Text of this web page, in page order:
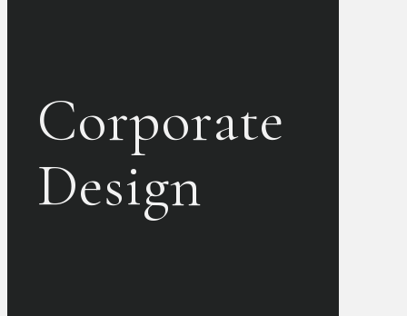
Corporate
Design